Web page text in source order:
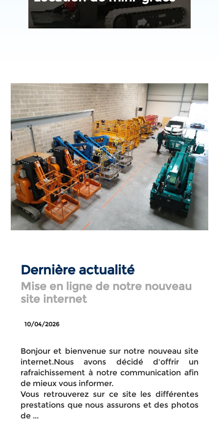
Dernière actualité
Mise en ligne de notre nouveau
site internet
10/04/2026
Bonjour et bienvenue sur notre nouveau site
internet.Nous avons décidé d'offrir un
rafraichissement à notre communication afin
de mieux vous informer.
Vous retrouverez sur ce site les différentes
prestations que nous assurons et des photos
de ...